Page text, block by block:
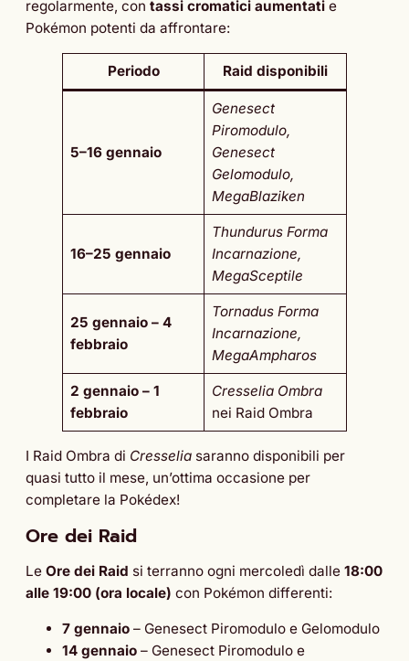
regolarmente, con tassi cromatici aumentati e
Pokémon potenti da affrontare:
Periodo Raid disponibili
5–16 gennaio
Genesect
Piromodulo,
Genesect
Gelomodulo,
MegaBlaziken
16–25 gennaio
Thundurus Forma
Incarnazione,
MegaSceptile
25 gennaio – 4
febbraio
Tornadus Forma
Incarnazione,
MegaAmpharos
2 gennaio – 1
febbraio
Cresselia Ombra
nei Raid Ombra
I Raid Ombra di Cresselia saranno disponibili per
quasi tutto il mese, un’ottima occasione per
completare la Pokédex!
Ore dei Raid
Le Ore dei Raid si terranno ogni mercoledì dalle 18:00
alle 19:00 (ora locale) con Pokémon differenti:
7 gennaio – Genesect Piromodulo e Gelomodulo
14 gennaio – Genesect Piromodulo e